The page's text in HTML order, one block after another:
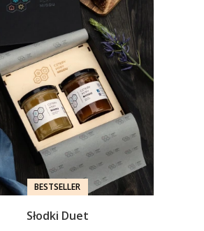
BESTSELLER
Słodki Duet